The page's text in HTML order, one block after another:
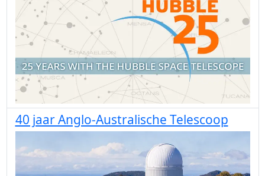
40 jaar Anglo-Australische Telescoop